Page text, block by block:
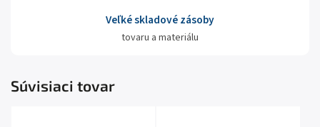
Veľké skladové zásoby
tovaru a materiálu
Súvisiaci tovar